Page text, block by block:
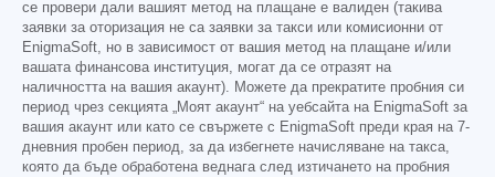
се провери дали вашият метод на плащане е валиден (такива
заявки за оторизация не са заявки за такси или комисионни от
EnigmaSoft, но в зависимост от вашия метод на плащане и/или
вашата финансова институция, могат да се отразят на
наличността на вашия акаунт). Можете да прекратите пробния си
период чрез секцията „Моят акаунт“ на уебсайта на EnigmaSoft за
вашия акаунт или като се свържете с EnigmaSoft преди края на 7-
дневния пробен период, за да избегнете начисляване на такса,
която да бъде обработена веднага след изтичането на пробния